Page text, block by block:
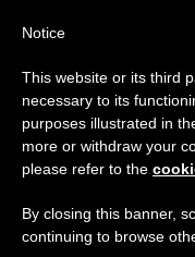
Notice
This website or its third
necessary to its
purposes illustrated in
more or withdraw your
please refer to the
By closing this banner,
continuing to browse